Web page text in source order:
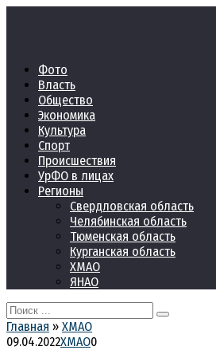
Фото
Власть
Общество
Экономика
Культура
Спорт
Происшествия
УрФО в лицах
Регионы
Свердловская область
Челябинская область
Тюменская область
Курганская область
ХМАО
ЯНАО
Search
for:
Главная » ХМАО
09.04.2022ХМАО0